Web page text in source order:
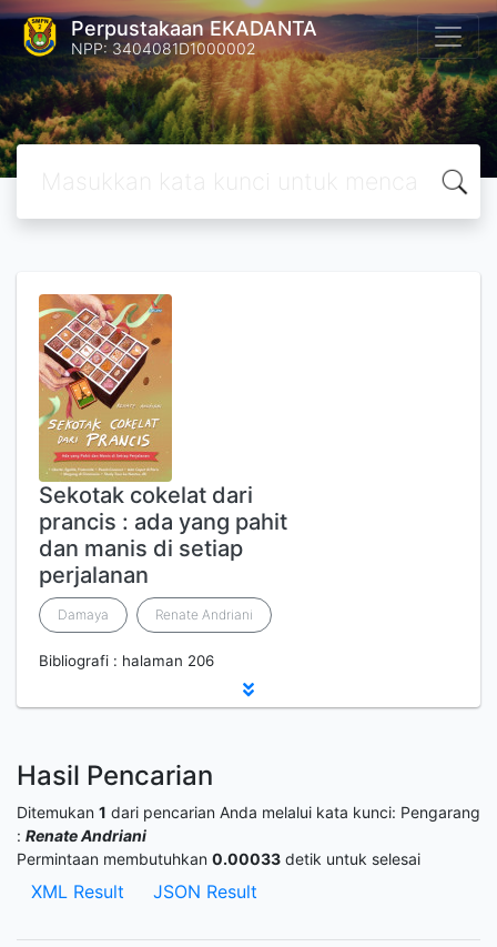
Perpustakaan EKADANTA
NPP: 3404081D1000002
Sekotak cokelat dari
prancis : ada yang pahit
dan manis di setiap
perjalanan
Damaya Renate Andriani
Bibliografi : halaman 206
Hasil Pencarian
Ditemukan 1 dari pencarian Anda melalui kata kunci: Pengarang
: Renate Andriani
Permintaan membutuhkan 0.00033 detik untuk selesai
XML Result JSON Result